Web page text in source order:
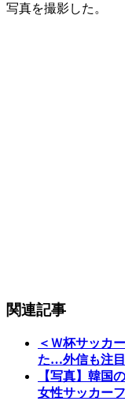
写真を撮影した。
関連記事
＜Ｗ杯サッカ
た…外信も注
【写真】韓国
女性サッカー